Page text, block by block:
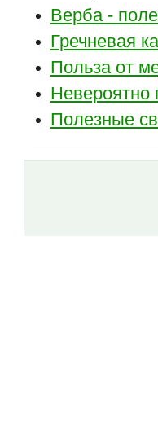
Верба -
Гречневая
Польза от
Невероятно
Полезные